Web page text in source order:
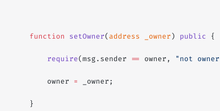
function setOwner( address _owner ) public {
require(msg.sender == owner, "not
owner = _owner;
}